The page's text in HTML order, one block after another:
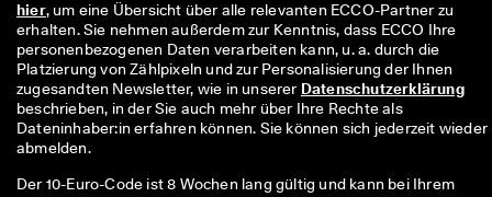
hier, um eine Übersicht über alle relevanten ECCO-Partner zu
erhalten. Sie nehmen außerdem zur Kenntnis, dass ECCO Ihre
personenbezogenen Daten verarbeiten kann, u. a. durch die
Platzierung von Zählpixeln und zur Personalisierung der Ihnen
zugesandten Newsletter, wie in unserer Datenschutzerklärung
beschrieben, in der Sie auch mehr über Ihre Rechte als
Dateninhaber:in erfahren können. Sie können sich jederzeit wieder
abmelden.
Der 10-Euro-Code ist 8 Wochen lang gültig und kann bei Ihrem